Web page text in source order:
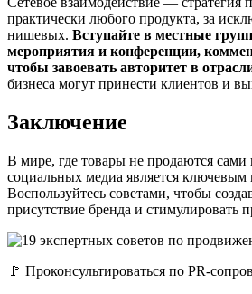
практически любого продукта, за
нишевых. Вступайте в местные
мероприятия и конференции,
чтобы завоевать авторитет в
бизнеса могут принести клиентов и
Заключение
В мире, где товары не продаются сами
социальных медиа является
Воспользуйтесь советами, чтобы
присутствие бренда и стимулировать
🚩 Проконсультироваться по PR-